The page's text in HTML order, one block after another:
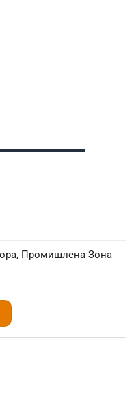
Промишлена Зона